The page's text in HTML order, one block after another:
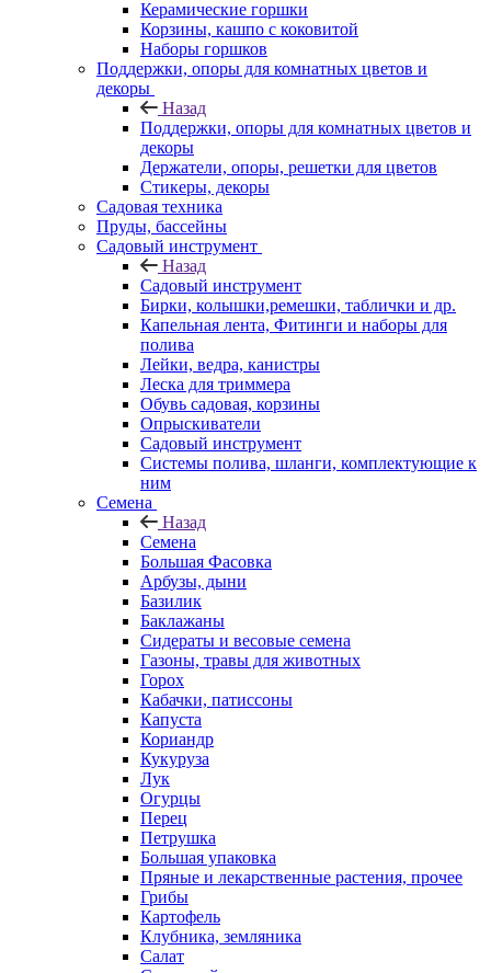
Керамические горшки
Корзины, кашпо с коковитой
Наборы горшков
Поддержки, опоры для комнатных цветов и
декоры
Назад
Поддержки, опоры для комнатных цветов и
декоры
Держатели, опоры, решетки для цветов
Стикеры, декоры
Садовая техника
Пруды, бассейны
Садовый инструмент
Назад
Садовый инструмент
Бирки, колышки,ремешки, таблички и др.
Капельная лента, Фитинги и наборы для
полива
Лейки, ведра, канистры
Леска для триммера
Обувь садовая, корзины
Опрыскиватели
Садовый инструмент
Системы полива, шланги, комплектующие к
ним
Семена
Назад
Семена
Большая Фасовка
Арбузы, дыни
Базилик
Баклажаны
Сидераты и весовые семена
Газоны, травы для животных
Горох
Кабачки, патиссоны
Капуста
Кориандр
Кукуруза
Лук
Огурцы
Перец
Петрушка
Большая упаковка
Пряные и лекарственные растения, прочее
Грибы
Картофель
Клубника, земляника
Салат